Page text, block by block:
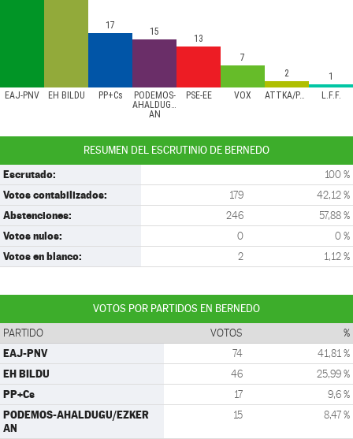
EAJ-PNV EH BILDU PP+Cs
PODEMOS-
AHALDUGU/EZKER
AN
PSE-EE VOX ATTKA/PACMA L.F.F.
17
15
13
7
2
1
RESUMEN DEL ESCRUTINIO DE BERNEDO
Escrutado: 100 %
Votos contabilizados: 179 42,12 %
Abstenciones: 246 57,88 %
Votos nulos: 0 0 %
Votos en blanco: 2 1,12 %
VOTOS POR PARTIDOS EN BERNEDO
PARTIDO VOTOS %
EAJ-PNV 74 41,81 %
EH BILDU 46 25,99 %
PP+Cs 17 9,6 %
PODEMOS-AHALDUGU/EZKER
AN
15 8,47 %